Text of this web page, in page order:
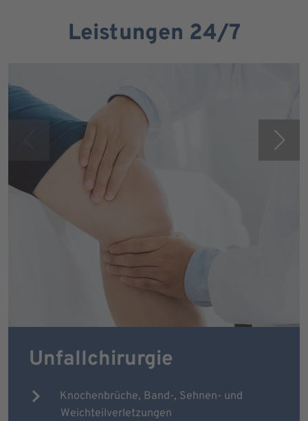
Leistungen 24/7
Unfallchirurgie
Knochenbrüche, Band-, Sehnen- und
Weichteilverletzungen